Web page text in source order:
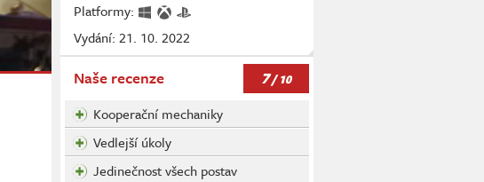
Platformy:
Vydání: 21. 10. 2022
Naše recenze 7/ 10
Kooperační mechaniky
Vedlejší úkoly
Jedinečnost všech postav